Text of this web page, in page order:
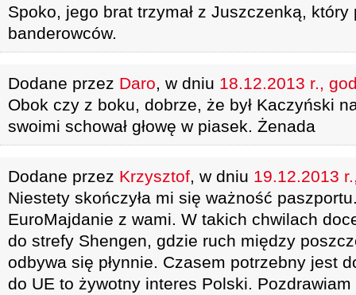
Spoko, jego brat trzymał z Juszczenką, który
banderowców.
Dodane przez Daro, w dniu 18.12.2013 r.,
Obok czy z boku, dobrze, że był Kaczyński
swoimi schował głowę w piasek. Żenada
Dodane przez Krzysztof, w dniu 19.12.2013
Niestety skończyła mi się ważność
EuroMajdanie z wami. W takich chwilach
do strefy Shengen, gdzie ruch między
odbywa się płynnie. Czasem potrzebny jest
do UE to żywotny interes Polski.